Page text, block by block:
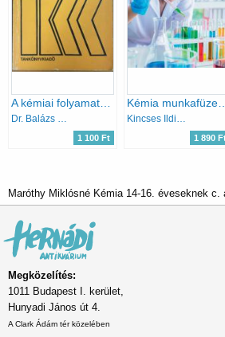
A kémiai folyamatok energetikai alapjai
Dr. Balázs Lóránt
1 100 Ft
Kémia
Kincses Ildikó szerk.
1 890
Maróthy Miklósné Kémia 14-16. éveseknek c.
Megközelítés:
1011 Budapest I. kerület,
Hunyadi János út 4.
A Clark Ádám tér közelében